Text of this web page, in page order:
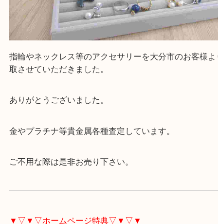
公開日:2024/08/14
指輪 ネックレス等の貴金属（ 貴金属 指輪 ネックレス 金 プラチナ
金
エメラルド ダイヤモンド Pt1000 貴金属 プラチナ
石
Pt850 K18 サンゴ K14 パール WG